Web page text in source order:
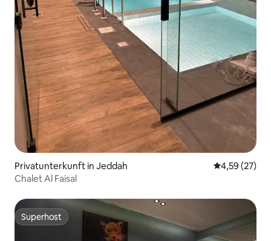
Privatunterkunft in Jeddah
4,59 (27)
Chalet Al Faisal
Superhost
Superhost